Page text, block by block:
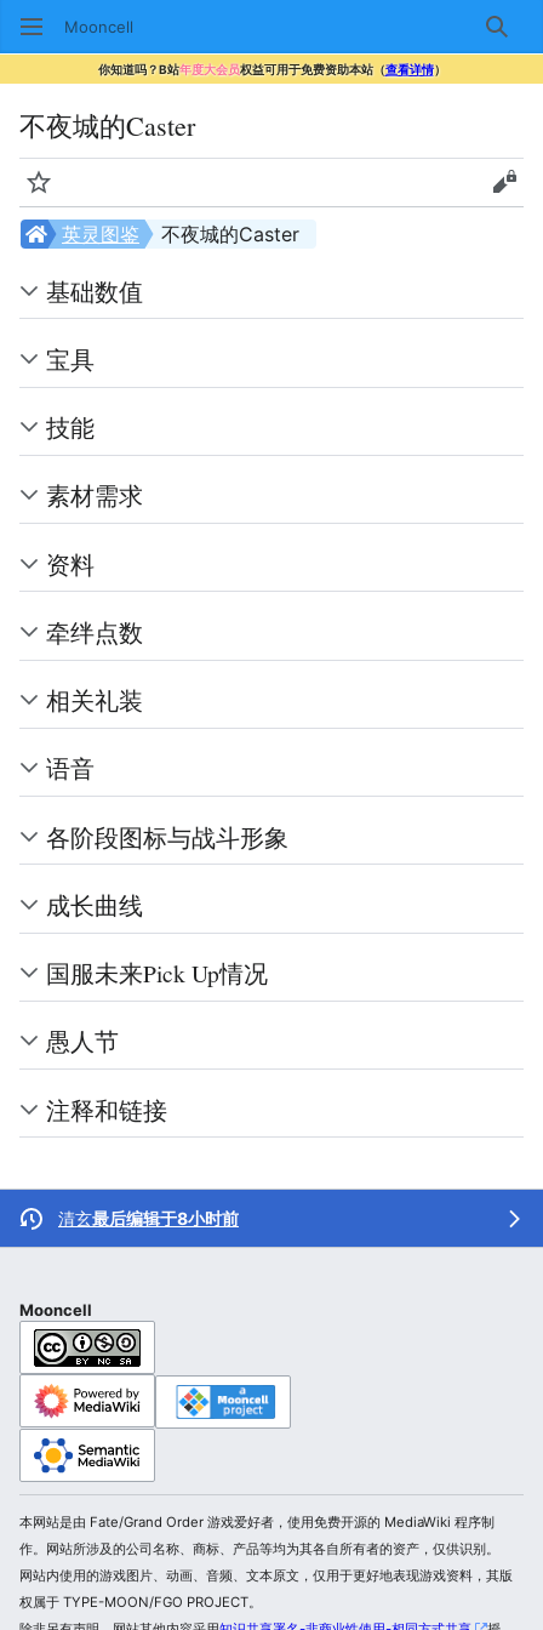
Mooncell 搜索
你知道吗？B站年度大会员权益可用于免费资助本站（查看详情）
不夜城的Caster
监视 查看
不夜城的Caster
英灵图鉴
基础数值
宝具
技能
素材需求
资料
牵绊点数
相关礼装
语音
各阶段图标与战斗形象
成长曲线
国服未来Pick Up情况
愚人节
注释和链接
清玄最后编辑于8小时前
Mooncell
本网站是由 Fate/Grand Order 游戏爱好者，使用免费开源的 MediaWiki 程序制
作。网站所涉及的公司名称、商标、产品等均为其各自所有者的资产，仅供识别。
网站内使用的游戏图片、动画、音频、文本原文，仅用于更好地表现游戏资料，其版
权属于 TYPE-MOON/FGO PROJECT。